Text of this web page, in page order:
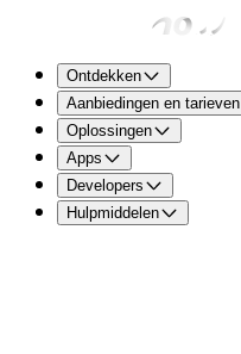
Ontdekken
Aanbiedingen en tarieven
Oplossingen
Apps
Developers
Hulpmiddelen